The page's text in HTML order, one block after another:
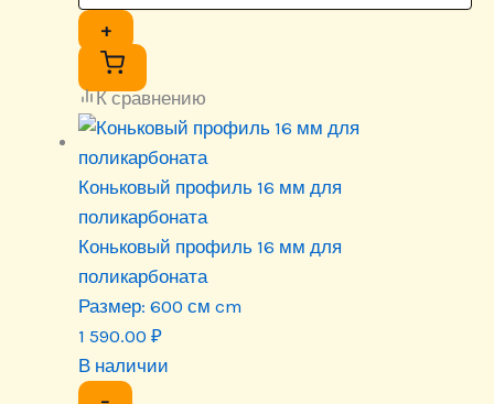
+
К сравнению
Коньковый профиль 16 мм для
поликарбоната
Коньковый профиль 16 мм для
поликарбоната
Размер: 600 см cm
1 590.00 ₽
В наличии